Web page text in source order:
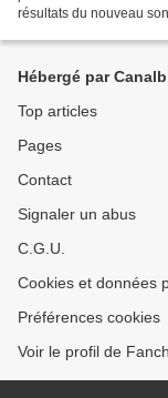
résultats du nouveau
Hébergé par
Top articles
Pages
Contact
Signaler un abus
C.G.U.
Cookies et données
Préférences cookies
Voir le profil de